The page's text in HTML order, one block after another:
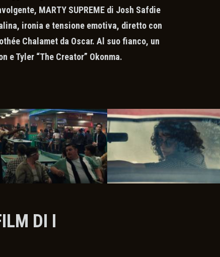
MARTY SUPREME di Josh Safdie
ironia e tensione emotiva, diretto con
Chalamet da Oscar. Al suo fianco, un
e Tyler “The Creator” Okonma.
DI I